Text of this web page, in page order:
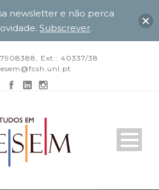
Ext.: 40337/38
newsletter e não perca
Subscrever.